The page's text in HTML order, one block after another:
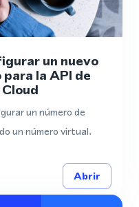
un nuevo
la API de
un número de
un número virtual.
Abrir